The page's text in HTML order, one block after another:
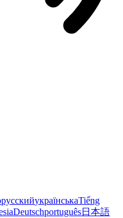
русскийукраїнськаTiếng
Deutschportuguês日本語